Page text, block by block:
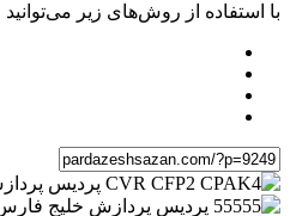
با استفاده از روش‌های زیر